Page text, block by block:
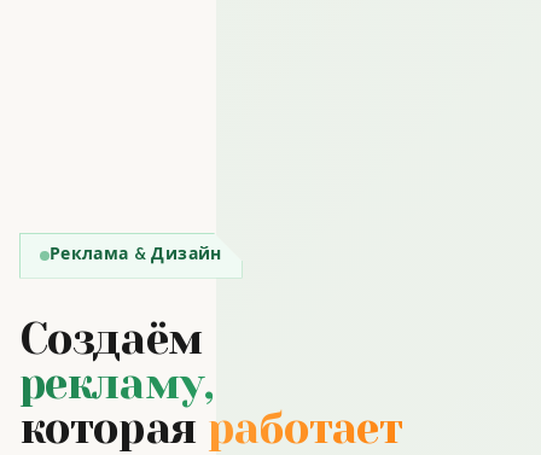
Реклама & Дизайн
Создаём
рекламу,
которая работает